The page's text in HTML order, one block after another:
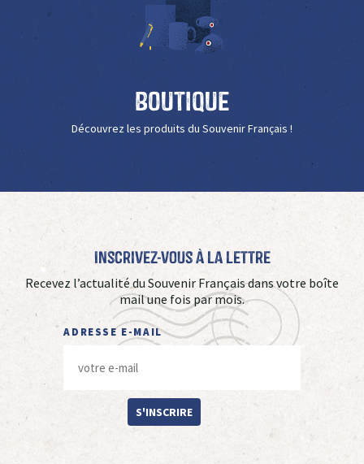
Boutique
Découvrez les produits du Souvenir Français !
Inscrivez-vous à La Lettre
Recevez l’actualité du Souvenir Français dans votre boîte
mail une fois par mois.
ADRESSE E-MAIL
S'INSCRIRE